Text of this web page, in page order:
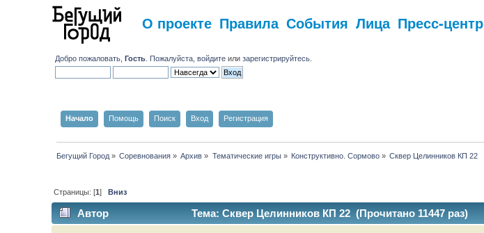
О проекте Правила События Лица Пресс-центр
Добро пожаловать,Гость . Пожалуйста,войдите илизарегистрируйтесь
Начало Помощь Поиск Вход Регистрация
Бегущий Город» Соревнования» Архив » Тематические игры» Конструктивно. Сормово» Сквер Целинников КП 22
Страницы: [1] Вниз
Автор Тема: Сквер Целинников КП 22 (Прочитано 11447 раз)